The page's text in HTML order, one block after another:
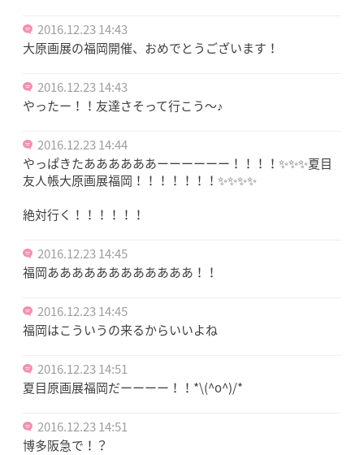
2016.12.23 14:43
大原画展の福岡開催、おめでとうございます！
2016.12.23 14:43
やったー！！友達さそって行こう～♪
2016.12.23 14:44
やっぱきたああああああーーーーーー！！！！✨✨✨夏目
友人帳大原画展福岡！！！！！！！✨✨✨✨
絶対行く！！！！！！
2016.12.23 14:45
福岡ああああああああああああ！！
2016.12.23 14:45
福岡はこういうの来るからいいよね
2016.12.23 14:51
夏目原画展福岡だーーーー！！*\(^o^)/*
2016.12.23 14:51
博多阪急で！？